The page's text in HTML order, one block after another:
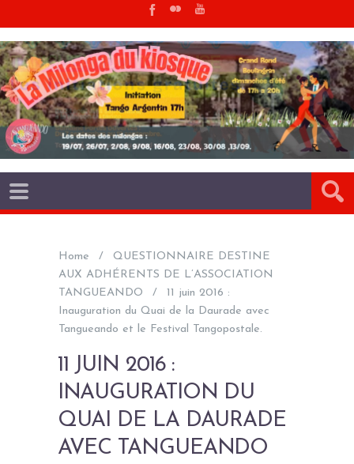
Home
QUESTIONNAIRE DESTINE
AUX ADHÉRENTS DE L’ASSOCIATION
TANGUEANDO
11 juin 2016 :
Inauguration du Quai de la Daurade avec
Tangueando et le Festival Tangopostale.
11 JUIN 2016 :
INAUGURATION DU
QUAI DE LA DAURADE
AVEC TANGUEANDO